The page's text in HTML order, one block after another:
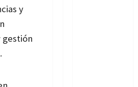
y
gestión